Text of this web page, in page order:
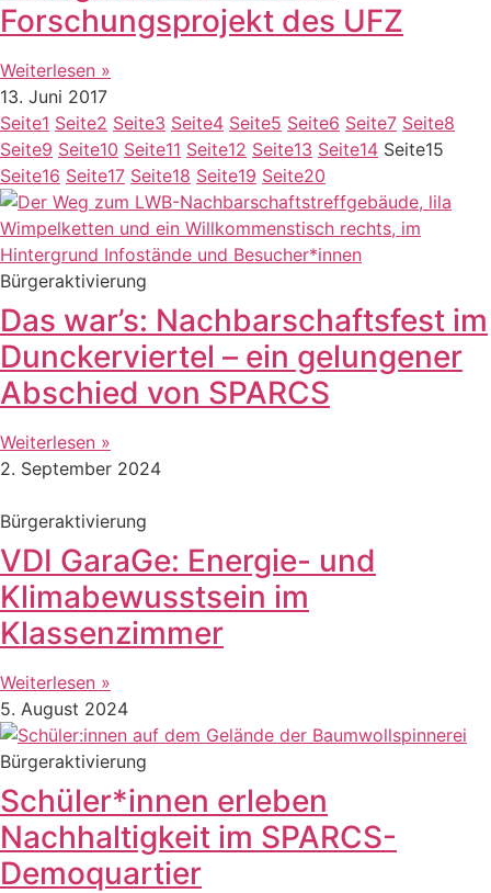
Forschungsprojekt des UFZ
Weiterlesen »
13. Juni 2017
Seite1 Seite2 Seite3 Seite4 Seite5 Seite6 Seite7 Seite8
Seite9 Seite10 Seite11 Seite12 Seite13 Seite14 Seite15
Seite16 Seite17 Seite18 Seite19 Seite20
Bürgeraktivierung
Das war’s: Nachbarschaftsfest im
Dunckerviertel – ein gelungener
Abschied von SPARCS
Weiterlesen »
2. September 2024
Bürgeraktivierung
VDI GaraGe: Energie- und
Klimabewusstsein im
Klassenzimmer
Weiterlesen »
5. August 2024
Bürgeraktivierung
Schüler*innen erleben
Nachhaltigkeit im SPARCS-
Demoquartier